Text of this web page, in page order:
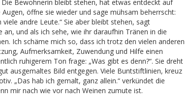
Bewohnerin bleibt stehen, hat etwas entdeckt auf
öffne sie wieder und sage mühsam beherrscht:
andre Leute.“ Sie aber bleibt stehen, sagt
an, und als ich sehe, wie ihr daraufhin Tränen in die
Ich schäme mich so, dass ich trotz den vielen anderen
Aufmerksamkeit, Zuwendung und Hilfe einen
ruhigerem Ton frage: „Was gibt es denn?“. Sie dreht
ausgemaltes Bild entgegen. Viele Buntstiftlinien, kreuz
„Das hab ich gemalt, ganz allein.“ verkündet die
mir nach wie vor nach Weinen zumute ist.